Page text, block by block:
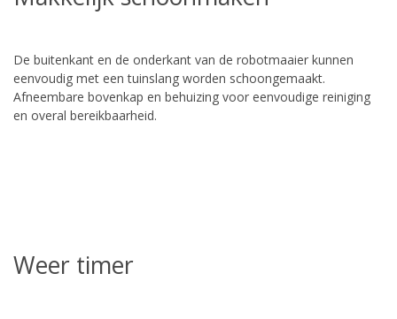
De buitenkant en de onderkant van de robotmaaier kunnen
eenvoudig met een tuinslang worden schoongemaakt.
Afneembare bovenkap en behuizing voor eenvoudige reiniging
en overal bereikbaarheid.
Weer timer